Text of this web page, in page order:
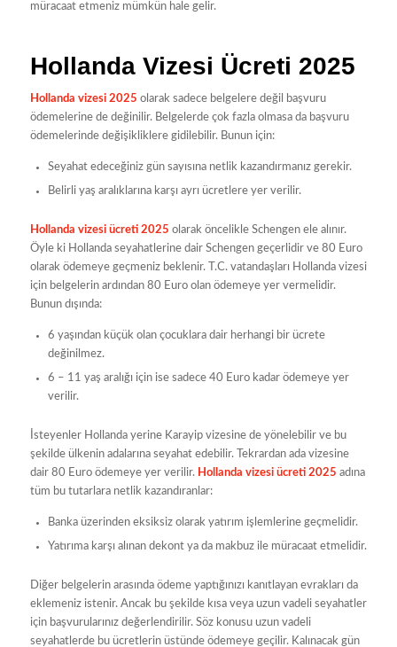
müracaat etmeniz mümkün hale gelir.
Hollanda Vizesi Ücreti 2025
Hollanda vizesi 2025 olarak sadece belgelere değil başvuru
ödemelerine de değinilir. Belgelerde çok fazla olmasa da başvuru
ödemelerinde değişikliklere gidilebilir. Bunun için:
Seyahat edeceğiniz gün sayısına netlik kazandırmanız gerekir.
Belirli yaş aralıklarına karşı ayrı ücretlere yer verilir.
Hollanda vizesi ücreti 2025 olarak öncelikle Schengen ele alınır.
Öyle ki Hollanda seyahatlerine dair Schengen geçerlidir ve 80 Euro
olarak ödemeye geçmeniz beklenir. T.C. vatandaşları Hollanda vizesi
için belgelerin ardından 80 Euro olan ödemeye yer vermelidir.
Bunun dışında:
6 yaşından küçük olan çocuklara dair herhangi bir ücrete
değinilmez.
6 – 11 yaş aralığı için ise sadece 40 Euro kadar ödemeye yer
verilir.
İsteyenler Hollanda yerine Karayip vizesine de yönelebilir ve bu
şekilde ülkenin adalarına seyahat edebilir. Tekrardan ada vizesine
dair 80 Euro ödemeye yer verilir. Hollanda vizesi ücreti 2025 adına
tüm bu tutarlara netlik kazandıranlar:
Banka üzerinden eksiksiz olarak yatırım işlemlerine geçmelidir.
Yatırıma karşı alınan dekont ya da makbuz ile müracaat etmelidir.
Diğer belgelerin arasında ödeme yaptığınızı kanıtlayan evrakları da
eklemeniz istenir. Ancak bu şekilde kısa veya uzun vadeli seyahatler
için başvurularınız değerlendirilir. Söz konusu uzun vadeli
seyahatlerde bu ücretlerin üstünde ödemeye geçilir. Kalınacak gün